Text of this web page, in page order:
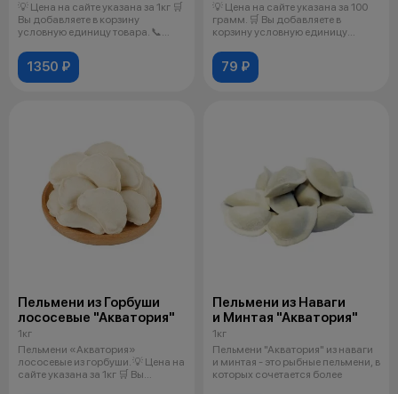
💡 Цена на сайте указана за 1кг 🛒
Вы добавляете в корзину
условную единицу товара. 📞
1350 ₽
💡 Цена на сайте указана за 100
грамм. 🛒 Вы добавляете в
корзину условную единицу
79 ₽
Пельмени из Горбуши
лососевые "Акватория"
1кг
Пельмени «Акватория»
лососевые из горбуши. 💡 Цена на
сайте указана за 1кг 🛒 Вы
Пельмени из Наваги
и Минтая "Акватория"
1кг
Пельмени "Акватория" из наваги
и минтая - это рыбные пельмени, в
которых сочетается более